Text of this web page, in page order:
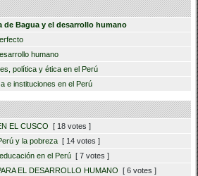
de Bagua y el desarrollo humano
humano
política y ética en el Perú
e instituciones en el Perú
EL CUSCO
[ 18 votes ]
y la pobreza [ 14 votes ]
en el Perú [ 7 votes ]
EL DESARROLLO HUMANO
[ 6 votes ]